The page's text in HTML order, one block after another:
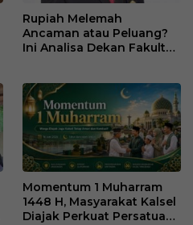
Rupiah Melemah
Ancaman atau Peluang?
Ini Analisa Dekan Fakultas
Momentum 1 Muharram
1448 H, Masyarakat Kalsel
Diajak Perkuat Persatuan